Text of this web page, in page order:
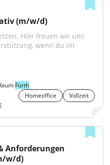
(m/w/d)
Hier freuen wir uns
wenn du im
Fürth
Homeoffice
Vollzeit
Anforderungen
w/d)